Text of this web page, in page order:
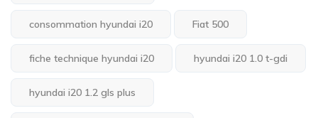
consommation hyundai i20 Fiat 500
fiche technique hyundai i20 hyundai i20 1.0 t-gdi
hyundai i20 1.2 gls plus